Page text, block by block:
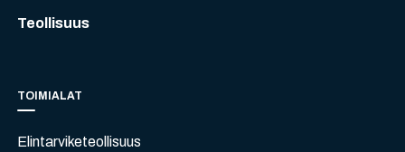
Teollisuus
TOIMIALAT
Elintarviketeollisuus